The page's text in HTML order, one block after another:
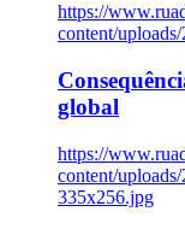
https://
content/
global
https://
content/
335x256.jpg